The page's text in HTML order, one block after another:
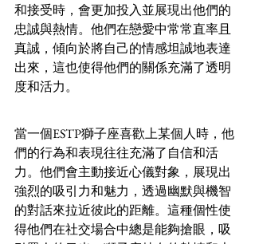
和接受時，會更加投入並展現出他們的
忠誠與熱情。他們在戀愛中常常直率且
真誠，傾向於將自己的情感坦誠地表達
出來，這也使得他們的關係充滿了透明
度和活力。
當一個ESTP獅子座喜歡上某個人時，他
們的行為和表現往往充滿了自信和活
力。他們會主動接近心儀對象，展現出
強烈的吸引力和魅力，透過幽默與機智
的對話來拉近彼此的距離。這種個性使
得他們在社交場合中總是能夠搶眼，吸